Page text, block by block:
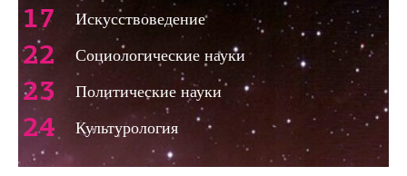
17 Искусствоведение
22 Социологические науки
23 Политические науки
24 Культурология